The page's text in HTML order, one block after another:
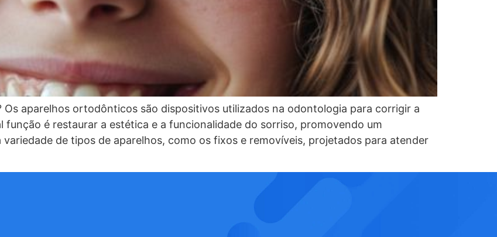
aparelhos ortodônticos são dispositivos utilizados na odontologia para corrigir a
função é restaurar a estética e a funcionalidade do sorriso, promovendo um
de tipos de aparelhos, como os fixos e removíveis, projetados para atender